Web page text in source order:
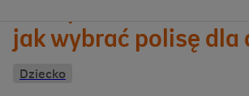
jak wybrać polisę dla
Dziecko